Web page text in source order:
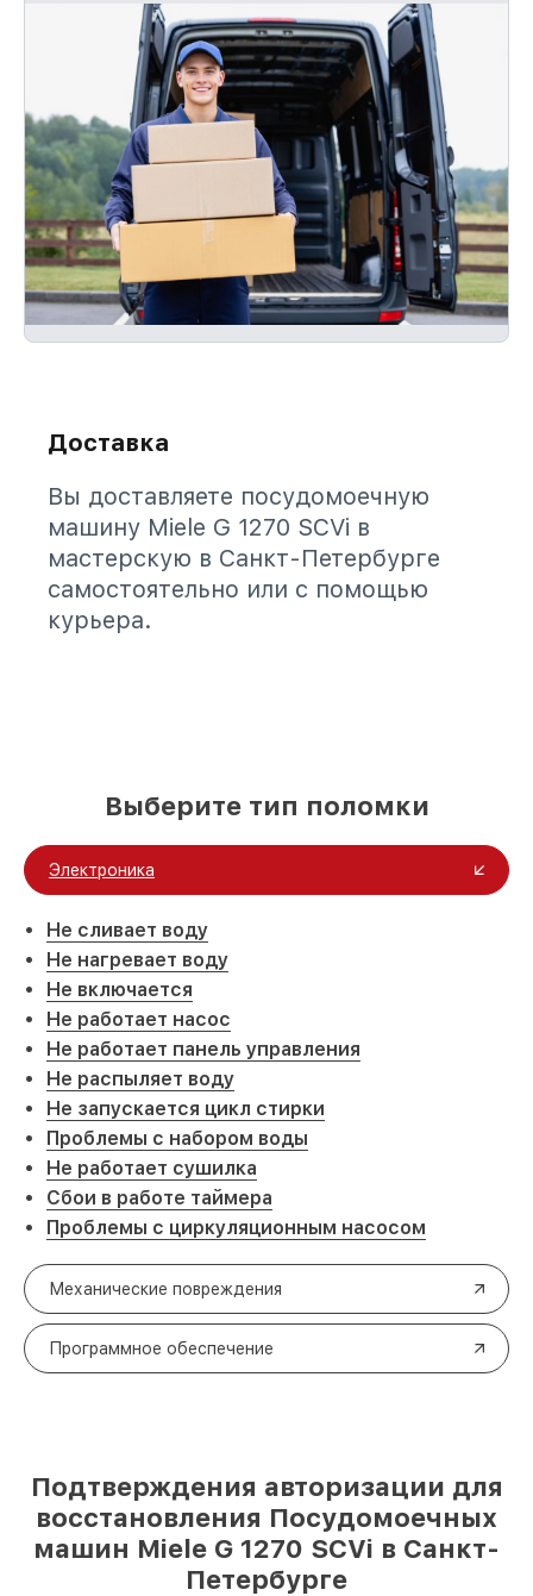
Доставка
Вы доставляете посудомоечную
машину Miele G 1270 SCVi в
мастерскую в Санкт-Петербурге
самостоятельно или с помощью
курьера.
Выберите тип поломки
Электроника
Не сливает воду
Не нагревает воду
Не включается
Не работает насос
Не работает панель управления
Не распыляет воду
Не запускается цикл стирки
Проблемы с набором воды
Не работает сушилка
Сбои в работе таймера
Проблемы с циркуляционным насосом
Механические повреждения
Программное обеспечение
Подтверждения авторизации для
восстановления Посудомоечных
машин Miele G 1270 SCVi в Санкт-
Петербурге